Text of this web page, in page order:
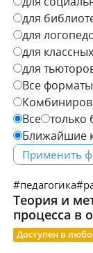
для
для
для
для
Все форматы
Все только
Ближайшие
#педагогика
Теория и
процесса в
Доступен в